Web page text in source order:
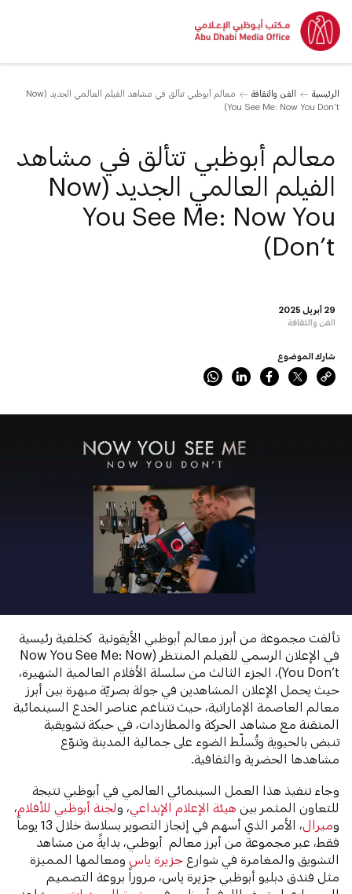
الرئيسية الفن والثقافة
معالم أبوظبي تتألق في مشاهد الفيلم العالمي الجديد (Now
You See Me: Now You Don’t)
29 أبريل 2025
الفن والثقافة
معالم أبوظبي تتألق في مشاهد
الفيلم العالمي الجديد (Now
You See Me: Now You
Don’t)
شارك الموضوع
تألقت مجموعة من أبرز معالم أبوظبي الأيقونية كخلفية رئيسية
في الإعلان الرسمي للفيلم المنتظر (Now You See Me: Now
You Don’t)، الجزء الثالث من سلسلة الأفلام العالمية الشهيرة،
حيث يحمل الإعلان المشاهدين في جولة بصريّة مبهرة بين أبرز
معالم العاصمة الإماراتية، حيث تتناغم عناصر الخدع السينمائية
المتقنة مع مشاهد الحركة والمطاردات، في حبكة تشويقية
تنبض بالحيوية وتُسلّط الضوء على جمالية المدينة وتنوّع
مشاهدها الحضرية والثقافية.
وجاء تنفيذ هذا العمل السينمائي العالمي في أبوظبي نتيجة
للتعاون المثمر بينهيئة الإعلام الإبداعي ، ولجنة أبوظبي للأفلام،
وميرال
، الأمر الذي أسهم في إنجاز التصوير بسلاسة خلال 13 يوماً
فقط، عبر مجموعة من أبرز معالم أبوظبي، بدايةً من مشاهد
التشويق والمغامرة في شوارع جزيرة ياس ومعالمها المميزة
مثل فندق دبليو أبوظبي جزيرة ياس، مروراً بروعة التصميم